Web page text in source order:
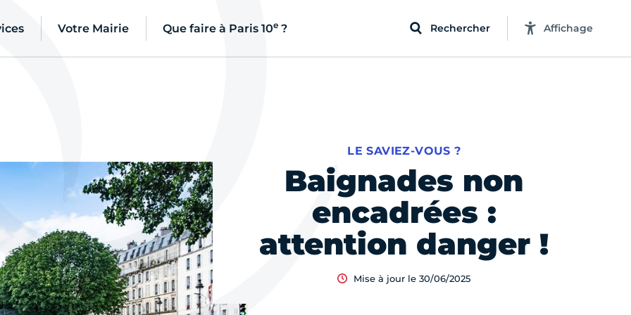
Votre Mairie Que faire à Paris 10e ? Rechercher Affichage
Baignades non
encadrées :
attention danger !
LE SAVIEZ-VOUS ?
Mise à jour le 30/06/2025